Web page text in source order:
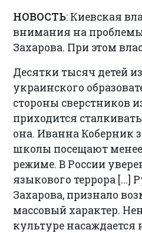
НОВОСТЬ: Киевская
внимания на
Захарова. При этом
Десятки тысяч детей
украинского
стороны сверстников
приходится
она. Иванна Коберник
школы посещают менее
режиме. В России
языкового террора [...]
Захарова, признало
массовый характер.
культуре